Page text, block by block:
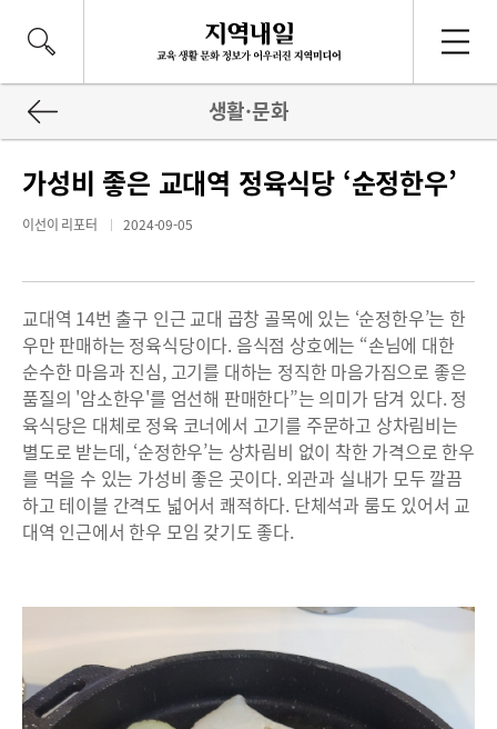
생활·문화
가성비 좋은 교대역 정육식당 ‘순정한우’
이선이 리포터 2024-09-05
교대역 14번 출구 인근 교대 곱창 골목에 있는 ‘순정한우’는 한
우만 판매하는 정육식당이다. 음식점 상호에는 “손님에 대한
순수한 마음과 진심, 고기를 대하는 정직한 마음가짐으로 좋은
품질의 '암소한우'를 엄선해 판매한다”는 의미가 담겨 있다. 정
육식당은 대체로 정육 코너에서 고기를 주문하고 상차림비는
별도로 받는데, ‘순정한우’는 상차림비 없이 착한 가격으로 한우
를 먹을 수 있는 가성비 좋은 곳이다. 외관과 실내가 모두 깔끔
하고 테이블 간격도 넓어서 쾌적하다. 단체석과 룸도 있어서 교
대역 인근에서 한우 모임 갖기도 좋다.